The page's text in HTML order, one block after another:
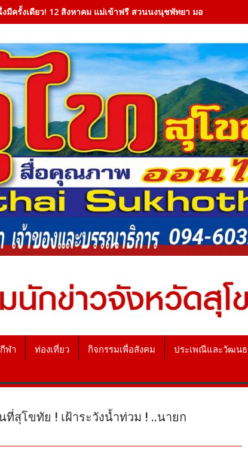
มีครั้งเดียว! 12 สิงหาคม แม่เข้าฟรี สวนนงนุชพัทยา มอบของขวัญ
กีฬา ท่องเที่ยว กิจกรรมเพื่อสังคม ประเพณีและวัฒนธ
สุโขทัย ! เฝ้าระวังน้ำท่วม ! ..นายก